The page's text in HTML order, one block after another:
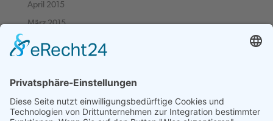
April 2015
März 2015
Februar 2015
Dezember 2014
November 2014
Oktober 2014